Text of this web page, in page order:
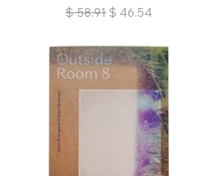
$ 58.91 $ 46.54